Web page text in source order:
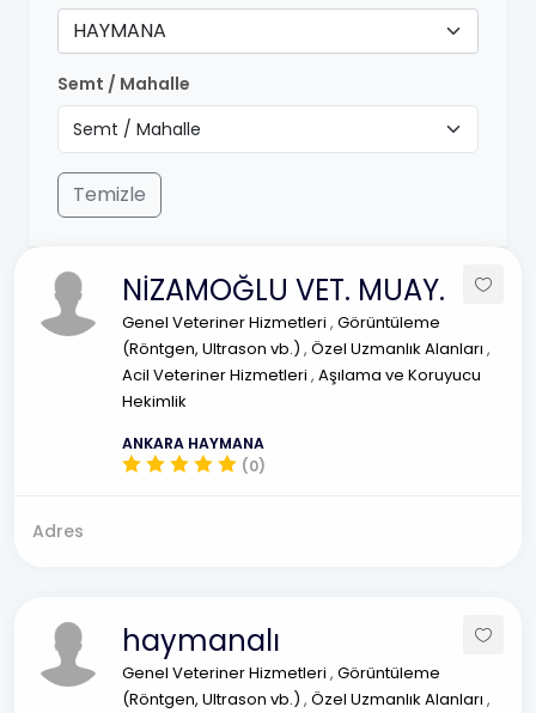
HAYMANA
Semt / Mahalle
Temizle
NİZAMOĞLU VET. MUAY.
Genel Veteriner Hizmetleri , Görüntüleme
(Röntgen, Ultrason vb.) , Özel Uzmanlık Alanları ,
Acil Veteriner Hizmetleri , Aşılama ve Koruyucu
Hekimlik
ANKARA HAYMANA
(0)
Adres
haymanalı
Genel Veteriner Hizmetleri , Görüntüleme
(Röntgen, Ultrason vb.) , Özel Uzmanlık Alanları ,